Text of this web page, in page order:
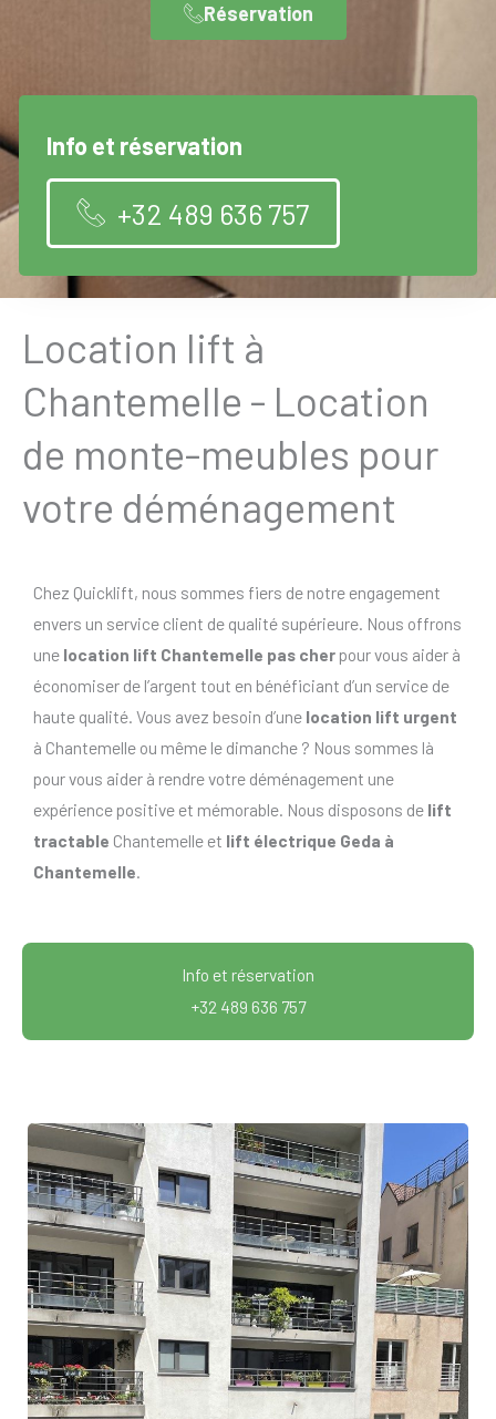
Réservation
Info et réservation
+32 489 636 757
Location lift à
Chantemelle - Location
de monte-meubles pour
votre déménagement
Chez Quicklift, nous sommes fiers de notre engagement
envers un service client de qualité supérieure. Nous offrons
une location lift Chantemelle pas cher pour vous aider à
économiser de l’argent tout en bénéficiant d’un service de
haute qualité. Vous avez besoin d’une location lift urgent
à Chantemelle ou même le dimanche ? Nous sommes là
pour vous aider à rendre votre déménagement une
expérience positive et mémorable. Nous disposons de lift
tractable Chantemelle et lift électrique Geda à
Chantemelle.
Info et réservation
+32 489 636 757